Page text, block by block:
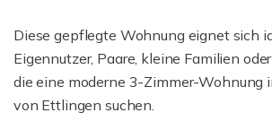
Diese gepflegte Wohnung eignet sich
Eigennutzer, Paare, kleine Familien
die eine moderne 3-Zimmer-Wohnung
von Ettlingen suchen.